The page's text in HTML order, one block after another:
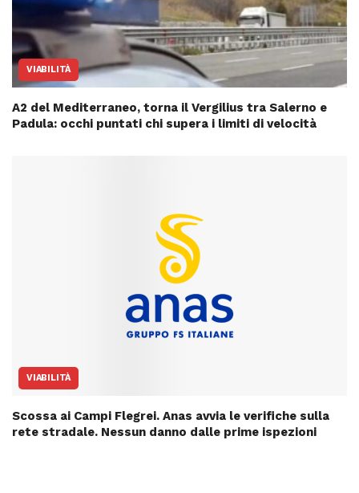
VIABILITÀ
A2 del Mediterraneo, torna il Vergilius tra Salerno e
Padula: occhi puntati chi supera i limiti di velocità
VIABILITÀ
Scossa ai Campi Flegrei. Anas avvia le verifiche sulla
rete stradale. Nessun danno dalle prime ispezioni